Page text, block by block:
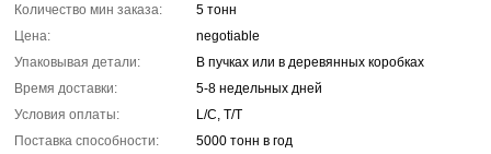
Количество мин заказа:
5 тонн
Цена:
negotiable
Упаковывая детали:
В пучках или в деревянных коробках
Время доставки:
5-8 недельных дней
Условия оплаты:
L/C, T/T
Поставка способности:
5000 тонн в год